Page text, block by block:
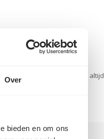
Over
bieden en om ons
vragen, dan kan je ons altijd